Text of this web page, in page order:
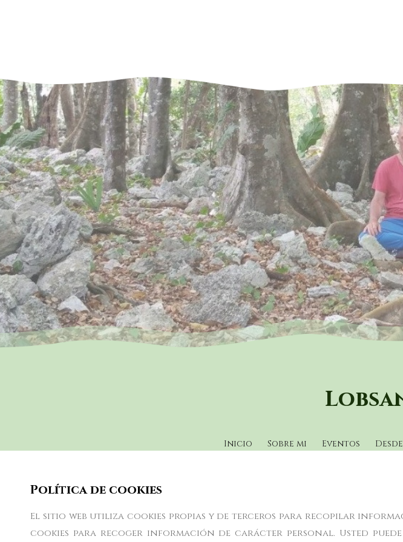
Inicio Sobre mi Eventos
Política de cookies
El sitio web utiliza cookies propias y de terceros para recopilar
cookies para recoger información de carácter personal. Usted